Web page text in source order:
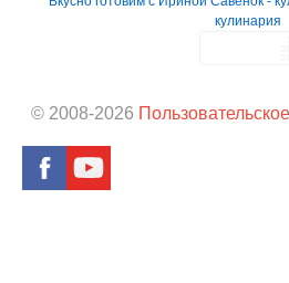
кулинария
© 2008-2026